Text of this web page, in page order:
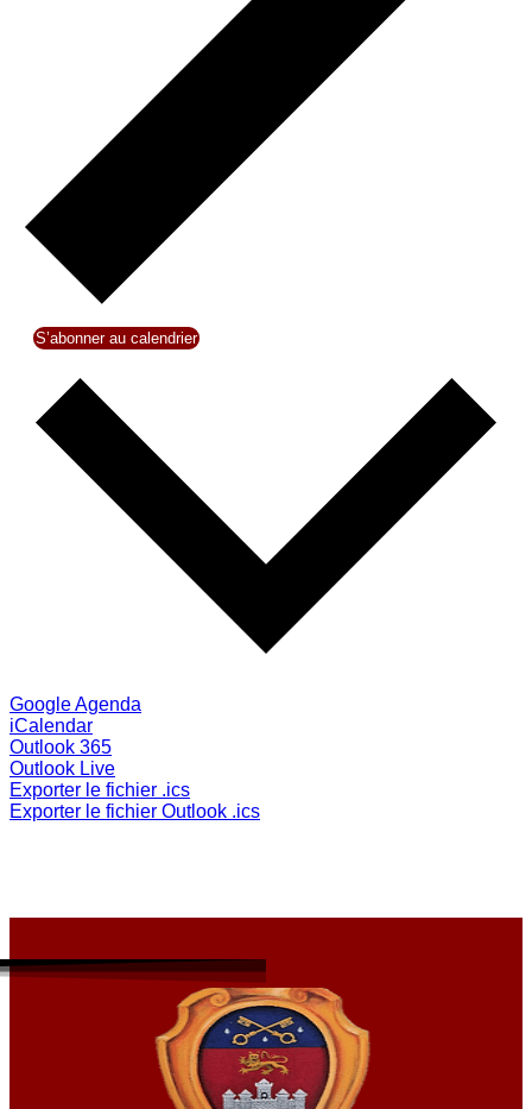
S’abonner au calendrier
Google Agenda
iCalendar
Outlook 365
Outlook Live
Exporter le fichier .ics
Exporter le fichier Outlook .ics